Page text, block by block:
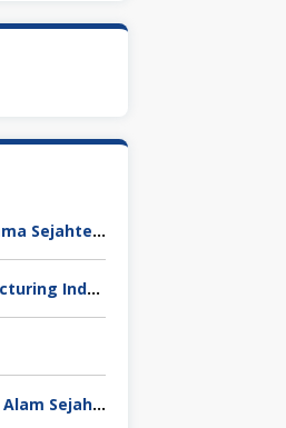
PT Garuda Daya Pratama Sejahtera
PT Panasonic Manufacturing Indonesia
PT Equalindo Makmur Alam Sejahtera (Equalindo Group)